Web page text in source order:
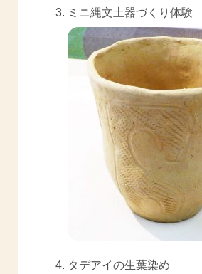
ミニ縄文土器づくり体験
タデアイの生葉染め